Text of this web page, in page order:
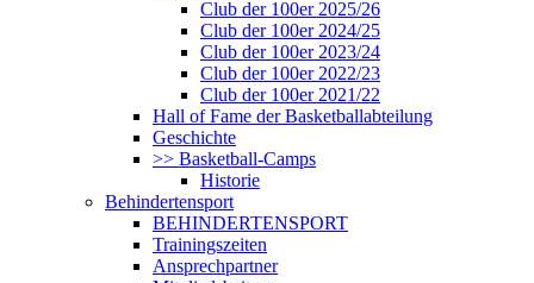
Club der 100er 2025/26
Club der 100er 2024/25
Club der 100er 2023/24
Club der 100er 2022/23
Club der 100er 2021/22
Hall of Fame der Basketballabteilung
Geschichte
>> Basketball-Camps
Historie
Behindertensport
BEHINDERTENSPORT
Trainingszeiten
Ansprechpartner